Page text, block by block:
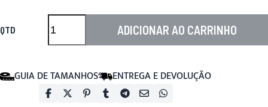
QTD ADICIONAR AO CARRINHO
GUIA DE TAMANHOS ENTREGA E DEVOLUÇÃO